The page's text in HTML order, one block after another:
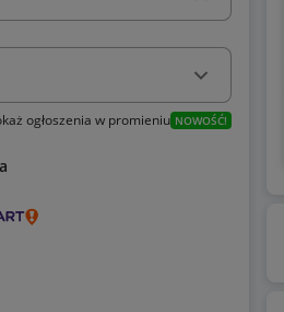
ogłoszenia w promieniu NOWOŚĆ!